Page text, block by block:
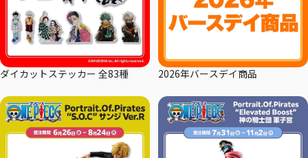
ダイカットステッカー 全83種 2026年バースデイ商品